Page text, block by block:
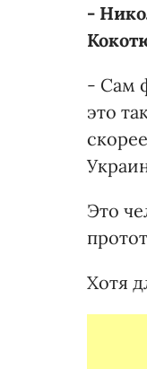
-
- Сам
это
Это
Хотя